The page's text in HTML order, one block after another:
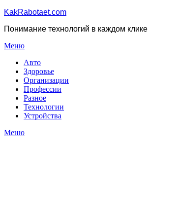
KakRabotaet.com
Понимание технологий в каждом клике
Меню
Авто
Здоровье
Организации
Профессии
Разное
Технологии
Устройства
Меню